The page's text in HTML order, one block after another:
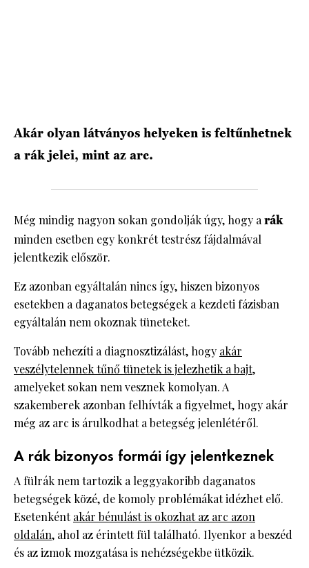
Akár olyan látványos helyeken is feltűnhetnek
a rák jelei, mint az arc.
Még mindig nagyon sokan gondolják úgy, hogy arák
minden esetben egy konkrét testrész fájdalmával
jelentkezik először.
Ez azonban egyáltalán nincs így, hiszen bizonyos
esetekben a daganatos betegségek a kezdeti fázisban
egyáltalán nem okoznak tüneteket.
Tovább nehezíti a diagnosztizálást, hogy akár
veszélytelennek tűnő tünetek is jelezhetik a bajt,
amelyeket sokan nem vesznek komolyan. A
szakemberek azonban felhívták a figyelmet, hogy akár
még az arc is árulkodhat a betegség jelenlétéről.
A rák bizonyos formái így jelentkeznek
A fülrák nem tartozik a leggyakoribb daganatos
betegségek közé, de komoly problémákat idézhet elő.
Esetenkéntakár bénulást is okozhat az arc azon
oldalán, ahol az érintett fül található. Ilyenkor a beszéd
és az izmok mozgatása is nehézségekbe ütközik.